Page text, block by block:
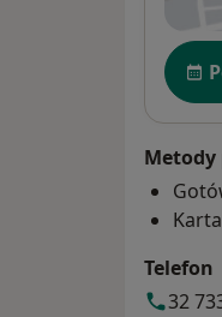
Metody
Telefon
32